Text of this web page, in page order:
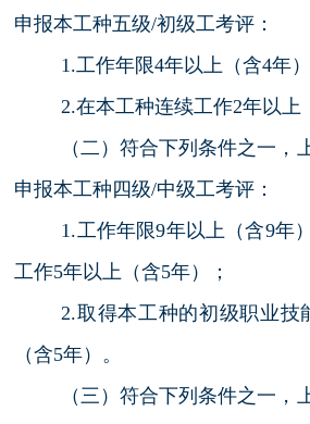
申报本工种五级/初级工考评：
1.工作年限4年以上（含4年）
2.在本工种连续工作2年以上
（二）符合下列条件之一，
申报本工种四级/中级工考评：
1.工作年限9年以上（含9年
工作5年以上（含5年）；
2.取得本工种的初级职业技
（含5年）。
（三）符合下列条件之一，